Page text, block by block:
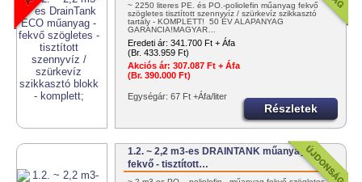
~ 2250 literes PE. és PO.-poliolefin műanyag fekvő
szögletes tisztított szennyvíz / szürkevíz szikkasztó
tartály - KOMPLETT! 50 ÉV ALAPANYAG
GARANCIA!MAGYAR…
Eredeti ár: 341.700 Ft + Áfa
(Br. 433.959 Ft)
Akciós ár: 307.087 Ft + Áfa
(Br. 390.000 Ft)
Egységár: 67 Ft +Áfa/liter
Részletek
1.2. ~ 2,2 m3-es DRAINTANK műanyag -
fekvő - tisztított…